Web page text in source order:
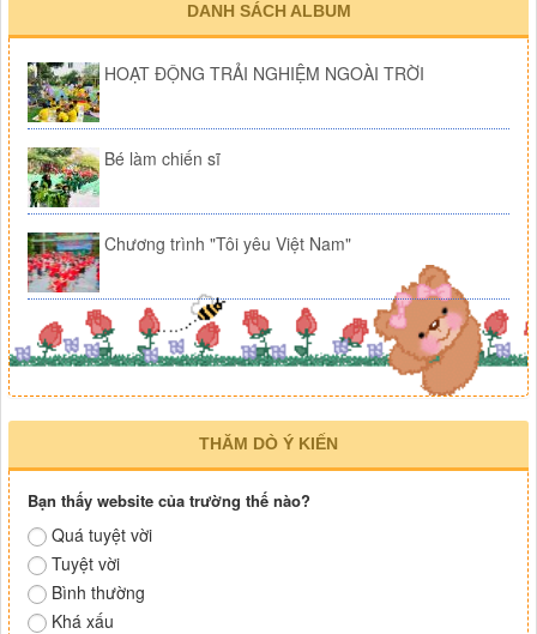
DANH SÁCH ALBUM
HOẠT ĐỘNG TRẢI NGHIỆM NGOÀI TRỜI
Bé làm chiến sĩ
Chương trình "Tôi yêu Việt Nam"
THĂM DÒ Ý KIẾN
Bạn thấy website của trường thế nào?
Quá tuyệt vời
Tuyệt vời
Bình thường
Khá xấu